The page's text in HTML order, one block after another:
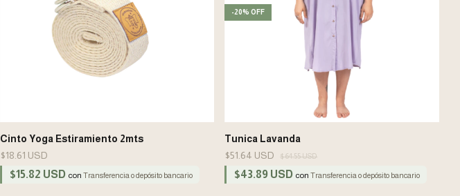
Cinto Yoga Estiramiento 2mts
$18.61 USD
$15.82 USD con Transferencia o depósito bancario
-20%OFF
Tunica Lavanda
$51.64 USD
$64.55 USD
$43.89 USD con Transferencia o depósito bancario